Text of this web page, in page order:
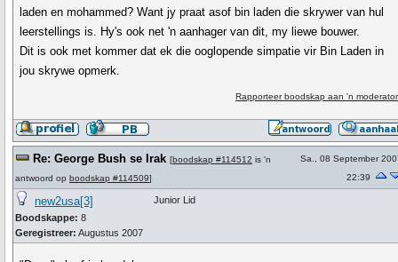
laden en mohammed? Want jy praat asof bin laden die skrywer van hul
leerstellings is. Hy's ook net 'n aanhager van dit, my liewe bouwer.
Dit is ook met kommer dat ek die ooglopende simpatie vir Bin Laden in
jou skrywe opmerk.
Rapporteer boodskap aan 'n moderator
Re: George Bush se Irak [boodskap #114512 is 'n
antwoord op boodskap #114509]
Sa., 08 September
22:39
new2usa[3]
Boodskappe: 8
Geregistreer: Augustus 2007
Junior Lid